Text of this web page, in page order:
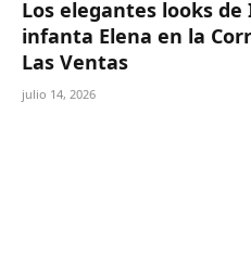
Los elegantes looks de
infanta Elena en la
Las Ventas
julio 14, 2026